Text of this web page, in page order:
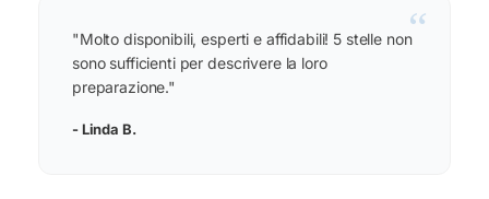
“
"Molto disponibili, esperti e affidabili! 5 stelle non
sono sufficienti per descrivere la loro
preparazione."
- Linda B.